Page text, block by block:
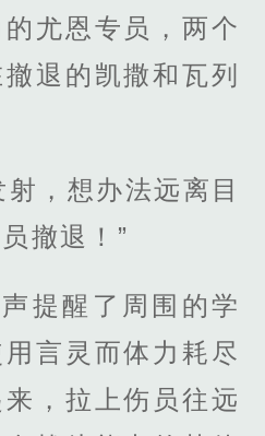
尤恩专员，两个
退的凯撒和瓦列
，想办法远离目
撤退！”
提醒了周围的学
言灵而体力耗尽
，拉上伤员往远